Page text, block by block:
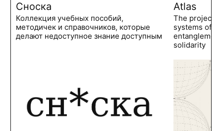
Сноска
Коллекция учебных пособий,
методичек и справочников, которые
делают недоступное знание доступным
Atlas
The project
systems of
solidarity